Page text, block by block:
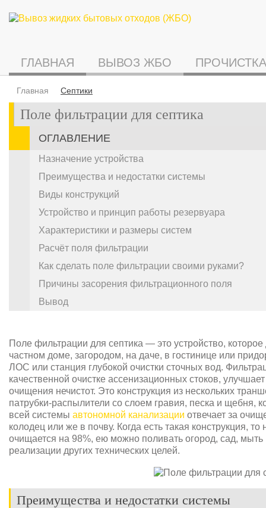
ГЛАВНАЯ ВЫВОЗ ЖБО
Главная Септики
Поле фильтрации для септика
ОГЛАВЛЕНИЕ
Назначение устройства
Преимущества и недостатки системы
Виды конструкций
Устройство и принцип работы резервуара
Характеристики и размеры систем
Расчёт поля фильтрации
Как сделать поле фильтрации своими руками?
Причины засорения фильтрационного поля
Вывод
Поле фильтрации для септика — это устройство,
частном доме, загородом, на даче, в гостинице или
ЛОС или станция глубокой очистки сточных вод.
качественной очистке ассенизационных стоков,
очищения нечистот. Это конструкция из нескольких
патрубки-распылители со слоем гравия, песка и щебня,
всей системы автономной канализации отвечает за
колодец или же в почву. Когда есть такая конструкция,
очищается на 98%, ею можно поливать огород, сад,
реализации других технических целей.
Преимущества и недостатки системы